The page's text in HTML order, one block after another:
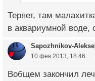
Теряет, там
в аквариумной
Sapozhnikov-
10 фев 2013, 18:46
Вобщем закончил